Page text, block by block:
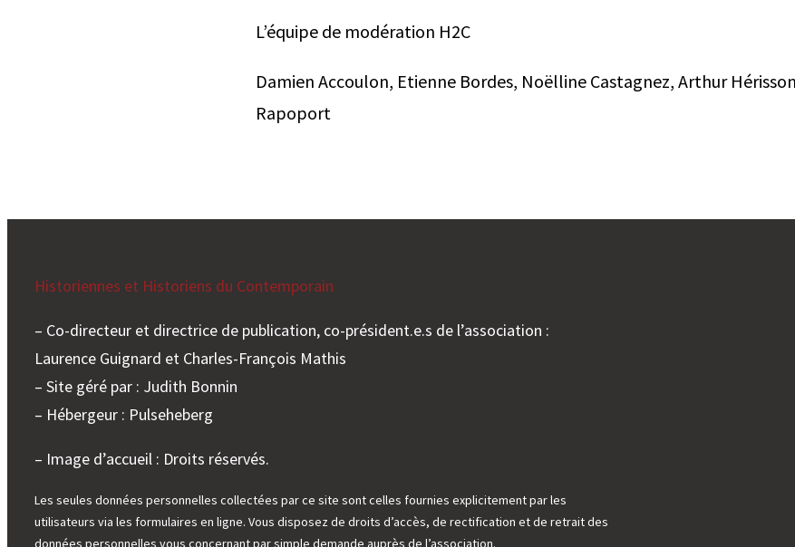
L’équipe de modération H2C
Damien Accoulon, Etienne Bordes, Noëlline Castagnez, Arthur
Rapoport
Historiennes et Historiens du Contemporain
– Co-directeur et directrice de publication, co-président.e.s de l’association :
Laurence Guignard et Charles-François Mathis
– Site géré par : Judith Bonnin
– Hébergeur : Pulseheberg
– Image d’accueil : Droits réservés.
Les seules données personnelles collectées par ce site sont celles fournies explicitement par les
utilisateurs via les formulaires en ligne. Vous disposez de droits d’accès, de rectification et de retrait des
données personnelles vous concernant par simple demande auprès de l’association.